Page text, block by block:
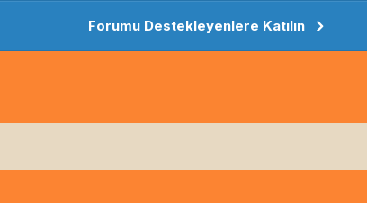
Forumu Destekleyenlere Katılın